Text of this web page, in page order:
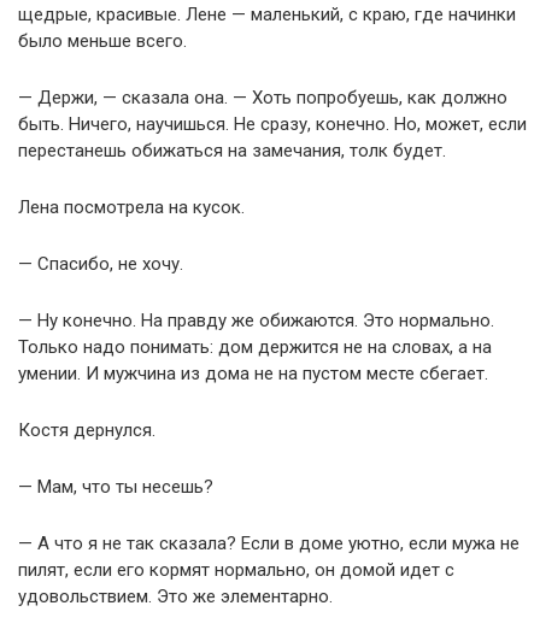
щедрые, красивые. Лене — маленький, с краю, где начинки
было меньше всего.
— Держи, — сказала она. — Хоть попробуешь, как должно
быть. Ничего, научишься. Не сразу, конечно. Но, может, если
перестанешь обижаться на замечания, толк будет.
Лена посмотрела на кусок.
— Спасибо, не хочу.
— Ну конечно. На правду же обижаются. Это нормально.
Только надо понимать: дом держится не на словах, а на
умении. И мужчина из дома не на пустом месте сбегает.
Костя дернулся.
— Мам, что ты несешь?
— А что я не так сказала? Если в доме уютно, если мужа не
пилят, если его кормят нормально, он домой идет с
удовольствием. Это же элементарно.